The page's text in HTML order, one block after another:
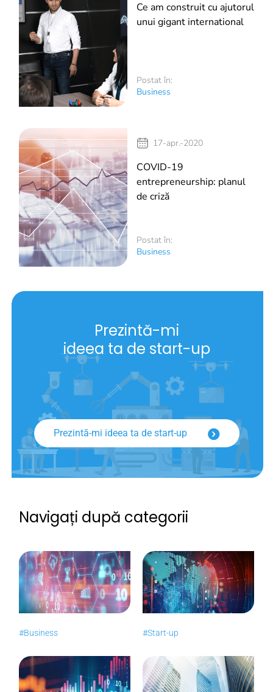
Postat în:
Business
Ce am construit cu ajutorul
unui gigant international
Postat în:
Business
COVID-19
entrepreneurship: planul
de criză
17-apr.-2020
Prezintă-mi
ideea ta de start-up
Prezintă-mi ideea ta de start-up
Navigați după categorii
#Business #Start-up